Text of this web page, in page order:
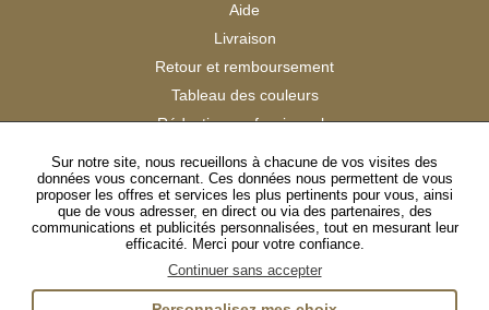
Aide
Livraison
Retour et remboursement
Tableau des couleurs
Réduction professionnels
Catalogues
Satisfaction Clients
SUIVEZ-NOUS
Sur notre site, nous recueillons à chacune de vos visites des
données vous concernant. Ces données nous permettent de vous
proposer les offres et services les plus pertinents pour vous, ainsi
que de vous adresser, en direct ou via des partenaires, des
communications et publicités personnalisées, tout en mesurant leur
efficacité. Merci pour votre confiance.
Continuer sans accepter